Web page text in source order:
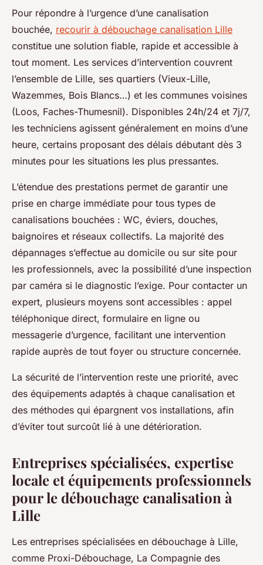
Pour répondre à l’urgence d’une canalisation
bouchée, recourir à débouchage canalisation Lille
constitue une solution fiable, rapide et accessible à
tout moment. Les services d’intervention couvrent
l’ensemble de Lille, ses quartiers (Vieux-Lille,
Wazemmes, Bois Blancs…) et les communes voisines
(Loos, Faches-Thumesnil). Disponibles 24h/24 et 7j/7,
les techniciens agissent généralement en moins d’une
heure, certains proposant des délais débutant dès 3
minutes pour les situations les plus pressantes.
L’étendue des prestations permet de garantir une
prise en charge immédiate pour tous types de
canalisations bouchées : WC, éviers, douches,
baignoires et réseaux collectifs. La majorité des
dépannages s’effectue au domicile ou sur site pour
les professionnels, avec la possibilité d’une inspection
par caméra si le diagnostic l’exige. Pour contacter un
expert, plusieurs moyens sont accessibles : appel
téléphonique direct, formulaire en ligne ou
messagerie d’urgence, facilitant une intervention
rapide auprès de tout foyer ou structure concernée.
La sécurité de l’intervention reste une priorité, avec
des équipements adaptés à chaque canalisation et
des méthodes qui épargnent vos installations, afin
d’éviter tout surcoût lié à une détérioration.
Entreprises spécialisées, expertise
locale et équipements professionnels
pour le débouchage canalisation à
Lille
Les entreprises spécialisées en débouchage à Lille,
comme Proxi-Débouchage, La Compagnie des